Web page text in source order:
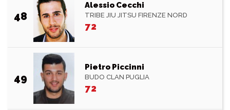
48
Alessio Cecchi
TRIBE JIU JITSU FIRENZE NORD
72
49
Pietro Piccinni
BUDO CLAN PUGLIA
72